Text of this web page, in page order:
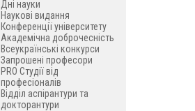
Дні науки
Наукові видання
Конференції університету
Академічна доброчесність
Всеукраїнські конкурси
Запрошені професори
PRO Студії від
професіоналів
Відділ аспірантури та
докторантури